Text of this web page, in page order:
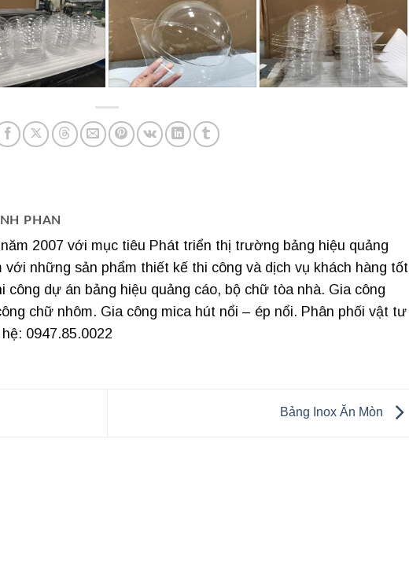
PHAN
2007 với mục tiêu Phát triển thị trường bảng hiệu quảng
với những sản phẩm thiết kế thi công và dịch vụ khách hàng tốt
công dự án bảng hiệu quảng cáo, bộ chữ tòa nhà. Gia công
chữ nhôm. Gia công mica hút nổi – ép nổi. Phân phối vật tư
0947.85.0022
Bảng Inox Ăn Mòn